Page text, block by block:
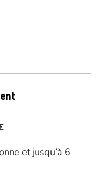
et jusqu’à 6